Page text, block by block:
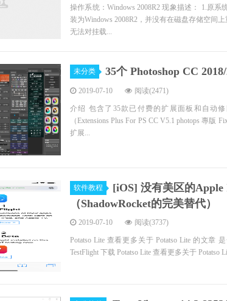
操作系统：Windows 2008R2 现象描述： 1.原
装为Windows 2008R2，并没有在磁盘存储空间
无法对挂载...
未分类 35个 Photoshop CC
2019-07-10 阅读(2471)
介绍 包含了35款已付费的扩展面板和自动
（Extensions Plus For PS CC V5.1 photops 專
扩展...
软件教程
[iOS] 没有美区的
（ShadowRocket的完美替代）
2019-07-10 阅读(3737)
Potatso Lite 查看更多关于 Potatso Lite 的文章
TestFlight 下载 Potatso Lite 查看更多关于 Potatso